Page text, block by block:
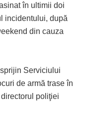
în ultimii doi
incidentului, după
din cauza
Serviciului
de armă trase în
poliţiei